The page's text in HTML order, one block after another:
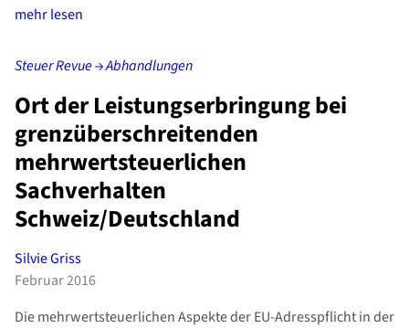
mehr lesen
Steuer Revue → Abhandlungen
Ort der Leistungserbringung bei
grenzüberschreitenden
mehrwertsteuerlichen
Sachverhalten
Schweiz/Deutschland
Silvie Griss
Februar 2016
Die mehrwertsteuerlichen Aspekte der EU-Adresspflicht in der